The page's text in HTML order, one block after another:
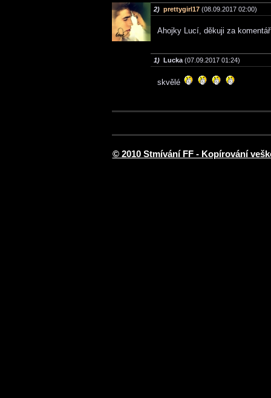
2) prettygirl17 (08.09.2017 02:00)
Ahojky Lucí, děkuji za
1) Lucka(07.09.2017 01:24)
skvělé
© 2010 Stmívání FF - Kopírování